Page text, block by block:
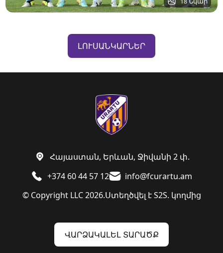
ԼՈՒՍԱՆԿԱՐՆԵՐ
© Copyright LLC 2026.Ստեղծվել էS2S. կողմից
+374 60 44 57 12 info@fcurartu.am
Հայաստան, Երևան, Ջիվանի 2 փ.
ՎԱՐՁԱԿԱԼԵԼ ՏԱՐԱԾՔ